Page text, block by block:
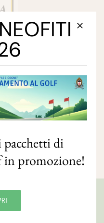
FAENZA
di
in promozione!